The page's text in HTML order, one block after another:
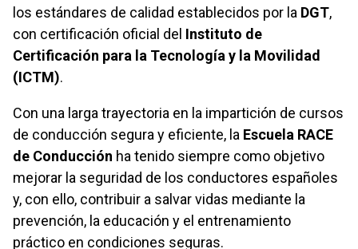
los estándares de calidad establecidos por la DGT,
con certificación oficial del Instituto de
Certificación para la Tecnología y la Movilidad
(ICTM).
Con una larga trayectoria en la impartición de cursos
de conducción segura y eficiente, la Escuela RACE
de Conducción ha tenido siempre como objetivo
mejorar la seguridad de los conductores españoles
y, con ello, contribuir a salvar vidas mediante la
prevención, la educación y el entrenamiento
práctico en condiciones seguras.